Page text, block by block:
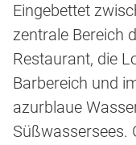
Eingebettet
zentrale Bereich
Restaurant, die
Barbereich und
azurblaue
Süßwassersees.